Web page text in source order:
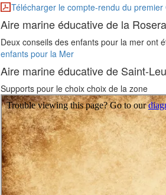
Télécharger le compte-rendu du
Aire marine éducative de la
Deux conseils des enfants pour la mer ont
enfants pour la Mer
Aire marine éducative de Saint-
Supports pour le choix choix de la zone